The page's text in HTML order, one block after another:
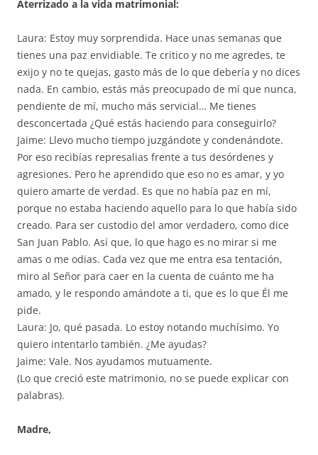
Aterrizado a la vida matrimonial:
Laura: Estoy muy sorprendida. Hace unas semanas que
tienes una paz envidiable. Te critico y no me agredes, te
exijo y no te quejas, gasto más de lo que debería y no dices
nada. En cambio, estás más preocupado de mí que nunca,
pendiente de mí, mucho más servicial… Me tienes
desconcertada ¿Qué estás haciendo para conseguirlo?
Jaime: Llevo mucho tiempo juzgándote y condenándote.
Por eso recibías represalias frente a tus desórdenes y
agresiones. Pero he aprendido que eso no es amar, y yo
quiero amarte de verdad. Es que no había paz en mí,
porque no estaba haciendo aquello para lo que había sido
creado. Para ser custodio del amor verdadero, como dice
San Juan Pablo. Así que, lo que hago es no mirar si me
amas o me odias. Cada vez que me entra esa tentación,
miro al Señor para caer en la cuenta de cuánto me ha
amado, y le respondo amándote a ti, que es lo que Él me
pide.
Laura: Jo, qué pasada. Lo estoy notando muchísimo. Yo
quiero intentarlo también. ¿Me ayudas?
Jaime: Vale. Nos ayudamos mutuamente.
(Lo que creció este matrimonio, no se puede explicar con
palabras).
Madre,